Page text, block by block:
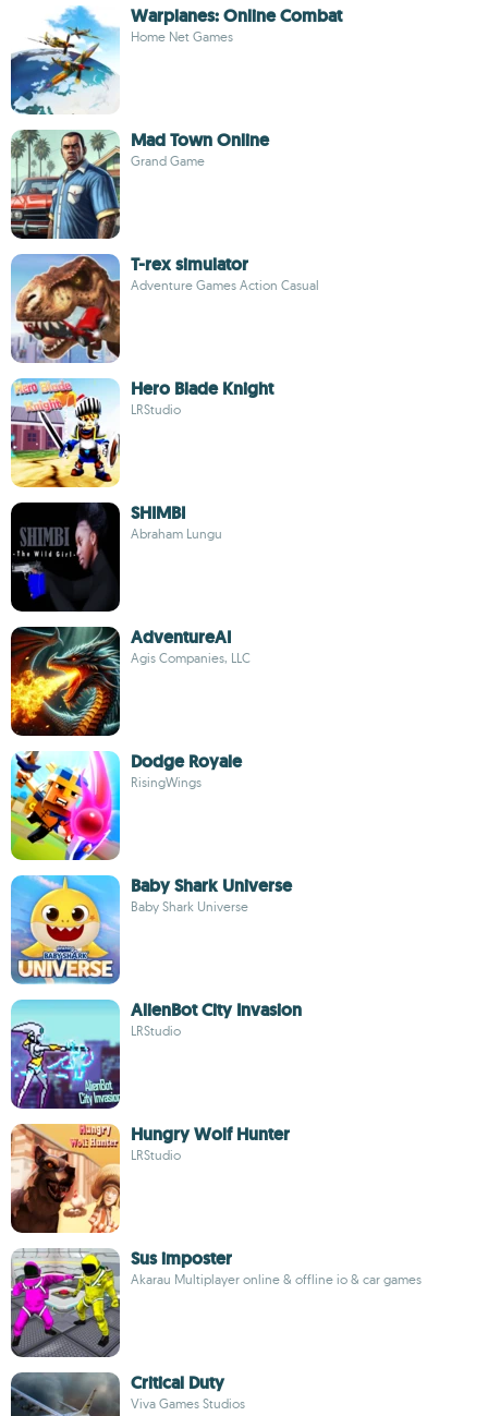
Warplanes: Online Combat
Home Net Games
Mad Town Online
Grand Game
T-rex simulator
Adventure Games Action Casual
Hero Blade Knight
LRStudio
SHIMBI
Abraham Lungu
AdventureAI
Agis Companies, LLC
Dodge Royale
RisingWings
Baby Shark Universe
Baby Shark Universe
AlienBot City Invasion
LRStudio
Hungry Wolf Hunter
LRStudio
Sus imposter
Akarau Multiplayer online & offline io & car games
Critical Duty
Viva Games Studios